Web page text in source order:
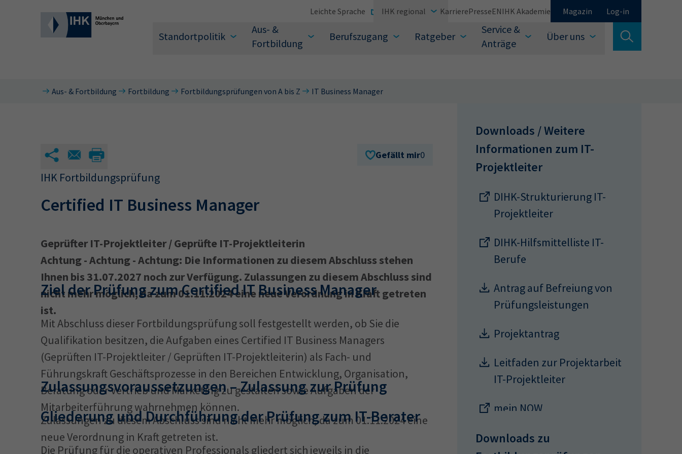
Standortpolitik
Aus- &
Fortbildung
Berufszugang Ratgeber
Service &
Anträge
Über uns
Leichte Sprache IHK regional KarrierePresseEN IHK Akademie Magazin Log-in
Suche verlassen
Suchen
34a 34c Ausbildungsvertrag Fachwirt AdA 34d
Wirtschaftsfachwirt
34f Negativerklärung Sachkundeprüfung
AEVO
34i Betriebswirt Prüfbericht
Aus- & Fortbildung Fortbildung Fortbildungsprüfungen von A bis Z IT Business Manager
Gefällt mir0
IHK Fortbildungsprüfung
Certified IT Business Manager
Geprüfter IT-Projektleiter / Geprüfte IT-Projektleiterin
Achtung - Achtung - Achtung: Die Informationen zu diesem Abschluss stehen
Ihnen bis 31.07.2027 noch zur Verfügung. Zulassungen zu diesem Abschluss sind
nicht mehr möglich, da zum 01.11.2024 eine neue Verordnung in Kraft getreten
ist.
Ziel der Prüfung zum Certified IT Business Manager
Mit Abschluss dieser Fortbildungsprüfung soll festgestellt werden, ob Sie die
Qualifikation besitzen, die Aufgaben eines Certified IT Business Managers
(Geprüften IT-Projektleiter / Geprüften IT-Projektleiterin) als Fach- und
Führungskraft Geschäftsprozesse in den Bereichen Entwicklung, Organisation,
Beratung oder Vertrieb und Marketing zu gestalten sowie Aufgaben der
Mitarbeiterführung wahrnehmen können.
Zulassungsvoraussetzungen ‎– Zulassung zur Prüfung
Zulassungen zu diesem Abschluss sind nicht mehr möglich, da zum 01.11.2024 eine
neue Verordnung in Kraft getreten ist.
Gliederung und Durchführung der Prüfung zum IT-Berater
Die Prüfung für die operativen Professionals gliedert sich jeweils in die
Downloads / Weitere
Informationen zum IT-
Projektleiter
DIHK-Strukturierung IT-
Projektleiter
DIHK-Hilfsmittelliste IT-
Berufe
Antrag auf Befreiung von
Prüfungsleistungen
Projektantrag
Leitfaden zur Projektarbeit
IT-Projektleiter
mein NOW
Downloads zu